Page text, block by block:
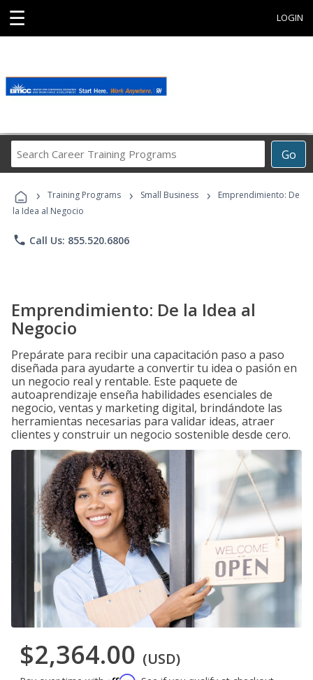
☰ LOGIN
Go
Career
Programs
› Training Programs › Small Business ›
Emprendimiento: De
la Idea al Negocio
phone Call Us: 855.520.6806
Emprendimiento: De la Idea al
Negocio
Prepárate para recibir una capacitación paso a paso
diseñada para ayudarte a convertir tu idea o pasión en
un negocio real y rentable. Este paquete de
autoaprendizaje enseña habilidades esenciales de
negocio, ventas y marketing digital, brindándote las
herramientas necesarias para validar ideas, atraer
clientes y construir un negocio sostenible desde cero.
$2,364.00 (USD)